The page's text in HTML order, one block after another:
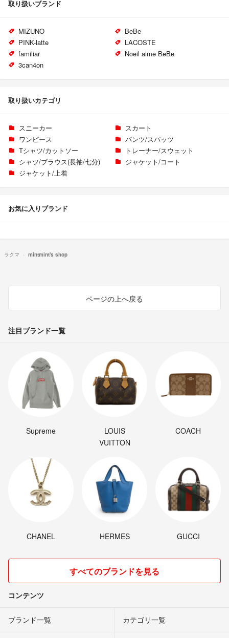
取り扱いブランド
MIZUNO
BeBe
PINK-latte
LACOSTE
familiar
Noeil aime BeBe
3can4on
取り扱いカテゴリ
スニーカー
スカート
ワンピース
パンツ/スパッツ
Tシャツ/カットソー
トレーナー/スウェット
シャツ/ブラウス(長袖/七分)
ジャケット/コート
ジャケット/上着
お気に入りブランド
ラクマ mintmint's shop
ページの上へ戻る
注目ブランド一覧
Supreme
LOUIS
VUITTON
COACH
CHANEL HERMES GUCCI
すべてのブランドを見る
コンテンツ
ブランド一覧 カテゴリ一覧